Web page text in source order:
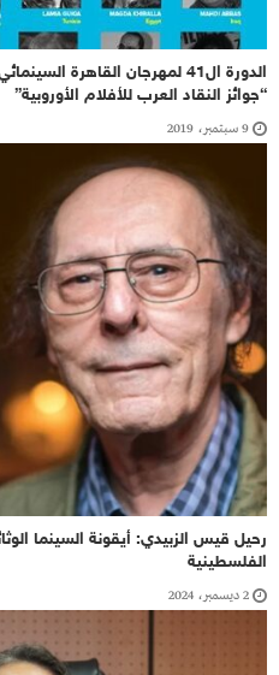
“جوائز النقاد العرب للأفلام الأوروبية”
9 سبتمبر، 2019
رحيل قيس الزبيدي: أيقونة السينما
الفلسطينية
2 ديسمبر، 2024